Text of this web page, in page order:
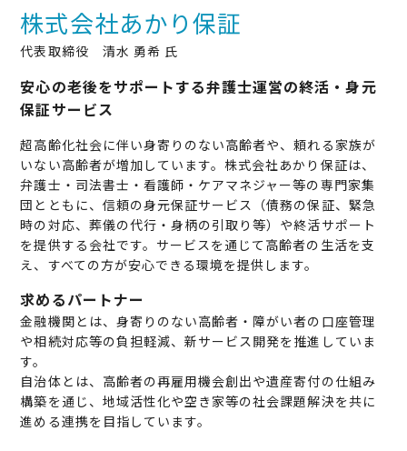
株式会社あかり保証
代表取締役 清水 勇希 氏
安心の老後をサポートする弁護士運営の終活・身元
保証サービス
超高齢化社会に伴い身寄りのない高齢者や、頼れる家族が
いない高齢者が増加しています。株式会社あかり保証は、
弁護士・司法書士・看護師・ケアマネジャー等の専門家集
団とともに、信頼の身元保証サービス（債務の保証、緊急
時の対応、葬儀の代行・身柄の引取り等）や終活サポート
を提供する会社です。サービスを通じて高齢者の生活を支
え、すべての方が安心できる環境を提供します。
求めるパートナー
金融機関とは、身寄りのない高齢者・障がい者の口座管理
や相続対応等の負担軽減、新サービス開発を推進していま
す。
自治体とは、高齢者の再雇用機会創出や遺産寄付の仕組み
構築を通じ、地域活性化や空き家等の社会課題解決を共に
進める連携を目指しています。